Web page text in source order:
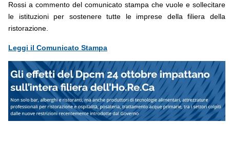
Rossi a commento del comunicato stampa che vuole e sollecitare
le istituzioni per sostenere tutte le imprese della filiera della
ristorazione.
Leggi il Comunicato Stampa